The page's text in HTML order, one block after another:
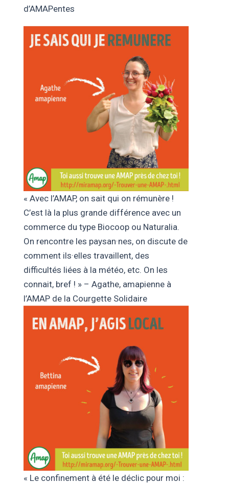
d’AMAPentes
« Avec l’AMAP, on sait qui on rémunère !
C’est là la plus grande différence avec un
commerce du type Biocoop ou Naturalia.
On rencontre les paysan·nes, on discute de
comment ils·elles travaillent, des
difficultés liées à la météo, etc. On les
connait, bref ! » – Agathe, amapienne à
l’AMAP de la Courgette Solidaire
« Le confinement à été le déclic pour moi :